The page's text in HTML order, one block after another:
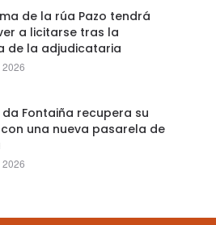
de la rúa Pazo tendrá
a licitarse tras la
de la adjudicataria
da Fontaiña recupera su
una nueva pasarela de